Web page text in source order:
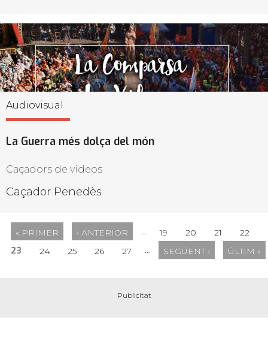
Audiovisual
La Guerra més dolça del món
Caçadors de vídeos
Caçador Penedès
« PRIMER ‹ ANTERIOR … 19 20 21 22
23 24 25 26 27 … SEGÜENT › ÚLTIM »